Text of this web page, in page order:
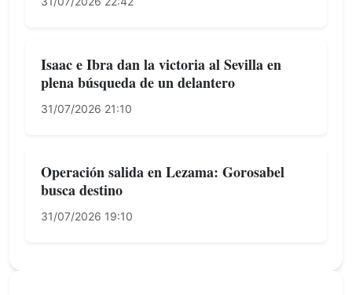
Isaac e Ibra dan la victoria al Sevilla en
plena búsqueda de un delantero
31/07/2026 21:10
Operación salida en Lezama: Gorosabel
busca destino
31/07/2026 19:10